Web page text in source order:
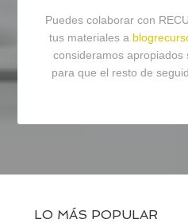
Puedes colaborar con
tus materiales a
consideramos apropiados
para que el resto de
LO MÁS POPULAR